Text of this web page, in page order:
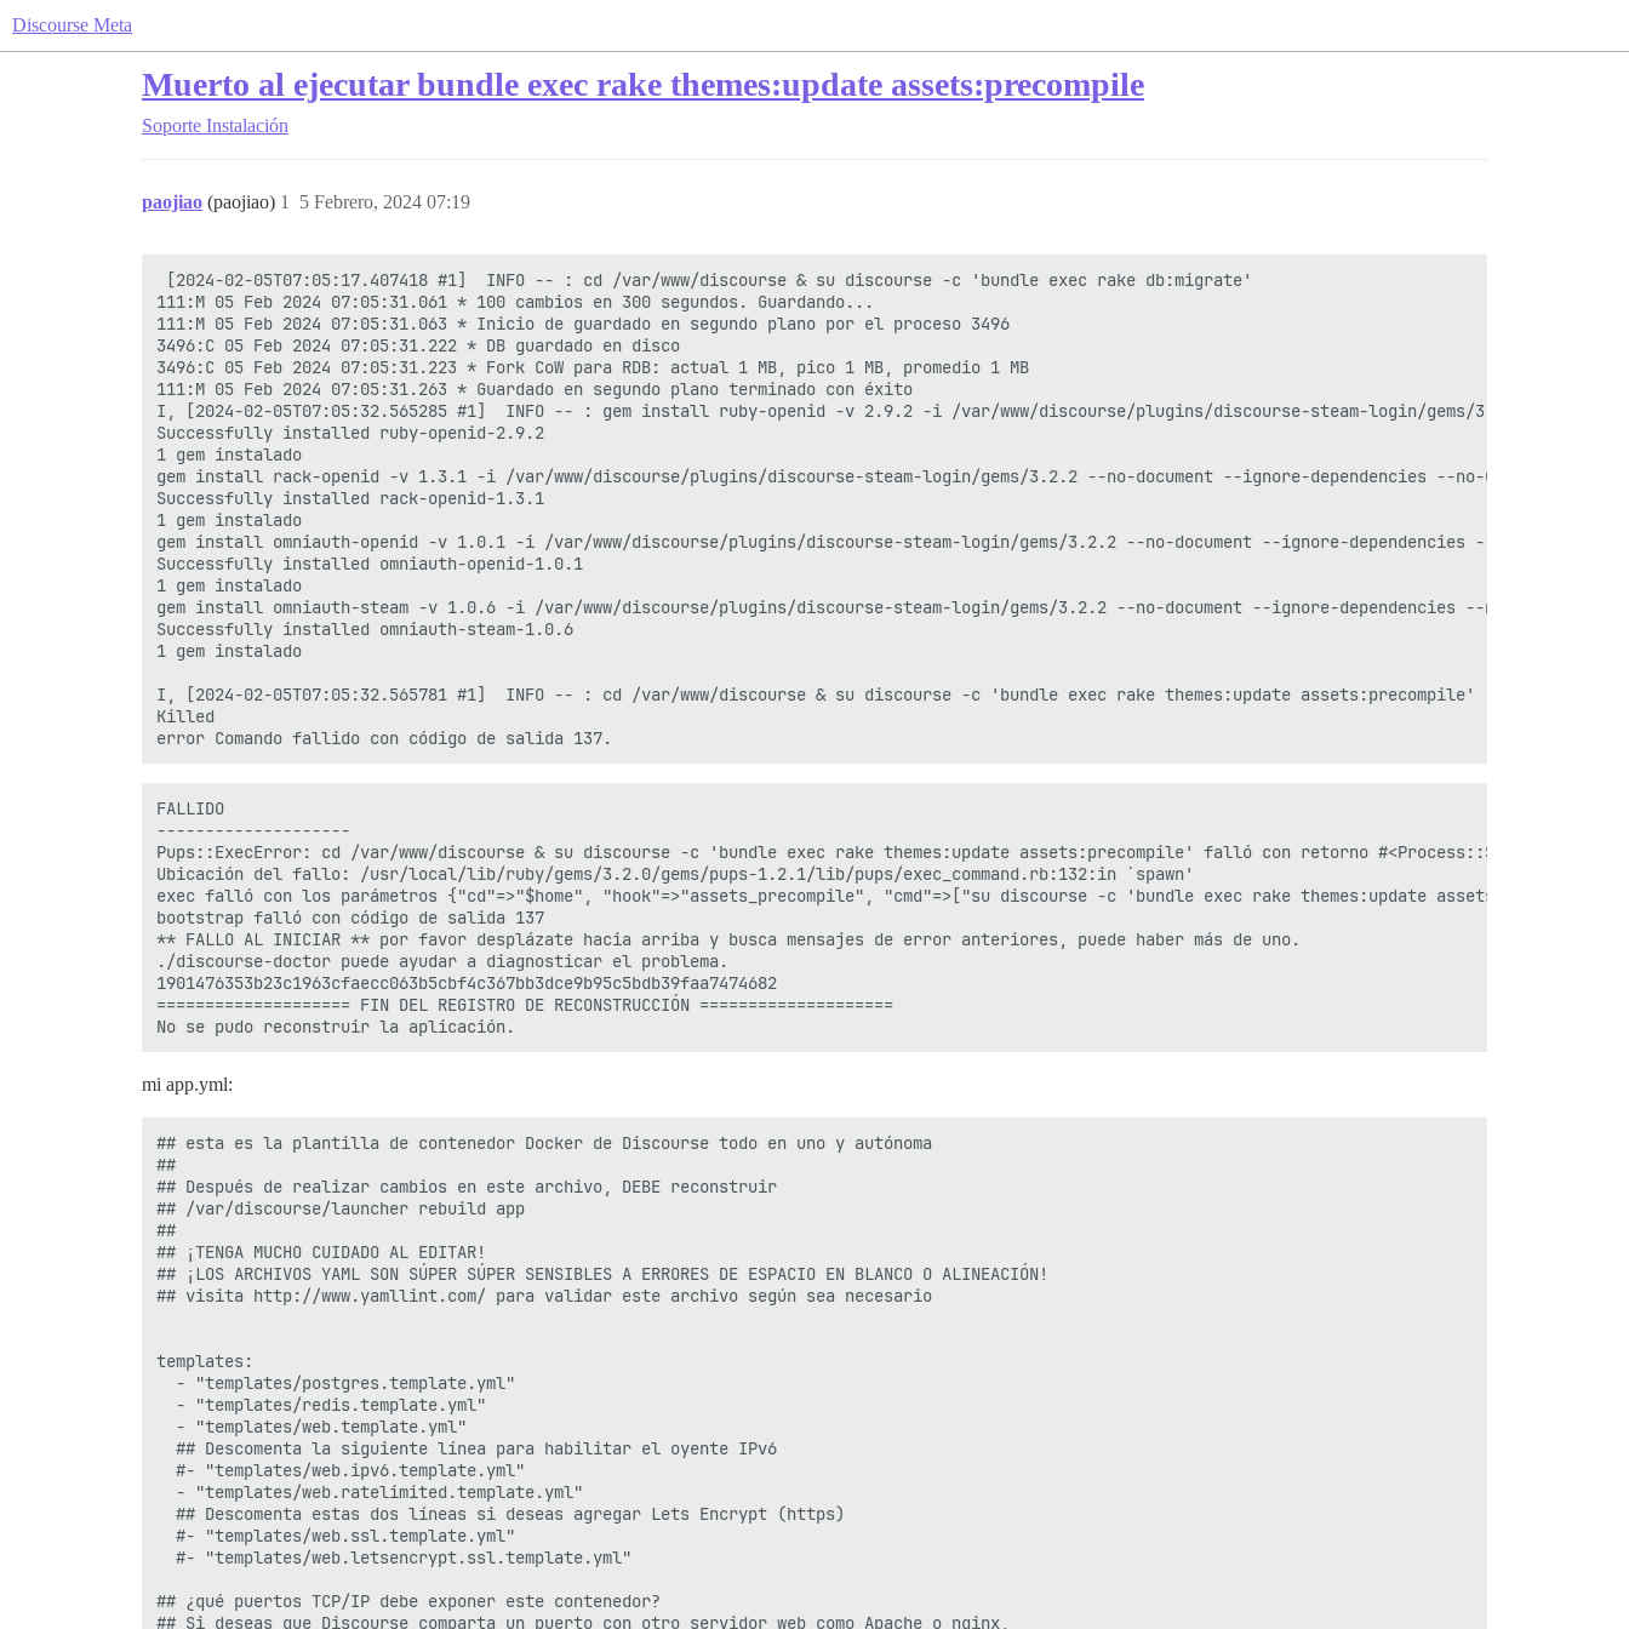
Discourse Meta
Muerto al ejecutar bundle exec rake themes:update assets:precompile
Soporte Instalación
paojiao (paojiao) 5 Febrero, 2024 07:19
1
[2024-02-05T07:05:17.407418 #1]  INFO -- : cd /var/www/discourse & su discourse -c 'bundle exec rake db:migrate'
111:M 05 Feb 2024 07:05:31.061 * 100 cambios en 300 segundos. Guardando...
111:M 05 Feb 2024 07:05:31.063 * Inicio de guardado en segundo plano por el proceso 3496
3496:C 05 Feb 2024 07:05:31.222 * DB guardado en disco
3496:C 05 Feb 2024 07:05:31.223 * Fork CoW para RDB: actual 1 MB, pico 1 MB, promedio 1 MB
111:M 05 Feb 2024 07:05:31.263 * Guardado en segundo plano terminado con éxito
I, [2024-02-05T07:05:32.565285 #1]  INFO -- : gem install ruby-openid -v 2.9.2 -i /var/www/discourse/plugins/discourse-steam-login/gems/3.2.2 --no-
Successfully installed ruby-openid-2.9.2
1 gem instalado
gem install rack-openid -v 1.3.1 -i /var/www/discourse/plugins/discourse-steam-login/gems/3.2.2 --no-document --ignore-dependencies --no-user-install
Successfully installed rack-openid-1.3.1
1 gem instalado
gem install omniauth-openid -v 1.0.1 -i /var/www/discourse/plugins/discourse-steam-login/gems/3.2.2 --no-document --ignore-dependencies --no-user-
Successfully installed omniauth-openid-1.0.1
1 gem instalado
gem install omniauth-steam -v 1.0.6 -i /var/www/discourse/plugins/discourse-steam-login/gems/3.2.2 --no-document --ignore-dependencies --no-user-install
Successfully installed omniauth-steam-1.0.6
1 gem instalado
I, [2024-02-05T07:05:32.565781 #1]  INFO -- : cd /var/www/discourse & su discourse -c 'bundle exec rake themes:update assets:precompile'
Killed
FALLIDO
--------------------
Pups::ExecError: cd /var/www/discourse & su discourse -c 'bundle exec rake themes:update assets:precompile' falló con retorno #<Process::Status: pid
Ubicación del fallo: /usr/local/lib/ruby/gems/3.2.0/gems/pups-1.2.1/lib/pups/exec_command.rb:132:in `spawn'
exec falló con los parámetros {"cd"=>"$home", "hook"=>"assets_precompile", "cmd"=>["su discourse -c 'bundle exec rake themes:update
bootstrap falló con código de salida 137
** FALLO AL INICIAR ** por favor desplázate hacia arriba y busca mensajes de error anteriores, puede haber más de uno.
./discourse-doctor puede ayudar a diagnosticar el problema.
1901476353b23c1963cfaecc063b5cbf4c367bb3dce9b95c5bdb39faa7474682
==================== FIN DEL REGISTRO DE RECONSTRUCCIÓN ====================
mi app.yml:
## esta es la plantilla de contenedor Docker de Discourse todo en uno y autónoma
##
## Después de realizar cambios en este archivo, DEBE reconstruir
## /var/discourse/launcher rebuild app
##
## ¡TENGA MUCHO CUIDADO AL EDITAR!
## ¡LOS ARCHIVOS YAML SON SÚPER SÚPER SENSIBLES A ERRORES DE ESPACIO EN BLANCO O ALINEACIÓN!
## visita http://www.yamllint.com/ para validar este archivo según sea necesario
templates:
  - "templates/postgres.template.yml"
  - "templates/redis.template.yml"
  - "templates/web.template.yml"
  ## Descomenta la siguiente línea para habilitar el oyente IPv6
  #- "templates/web.ipv6.template.yml"
  - "templates/web.ratelimited.template.yml"
  ## Descomenta estas dos líneas si deseas agregar Lets Encrypt (https)
  #- "templates/web.ssl.template.yml"
  #- "templates/web.letsencrypt.ssl.template.yml"
## ¿qué puertos TCP/IP debe exponer este contenedor?
## Si deseas que Discourse comparta un puerto con otro servidor web como Apache o nginx,